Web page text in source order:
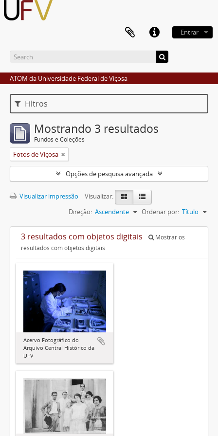
Entrar
ATOM da Universidade Federal de Viçosa
Filtros
Mostrando 3 resultados
Fundos e Coleções
Fotos de Viçosa
Opções de pesquisa avançada
Visualizar impressão
Visualizar:
Ordenar por: Título
Direção: Ascendente
3 resultados com objetos digitais
Mostrar os
resultados com objetos digitais
Acervo Fotográfico do
Arquivo Central Histórico da
UFV